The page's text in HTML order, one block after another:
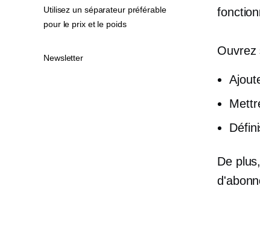
Ouvrez
De
Utilisez un séparateur préférable
pour le prix et le poids
Newsletter